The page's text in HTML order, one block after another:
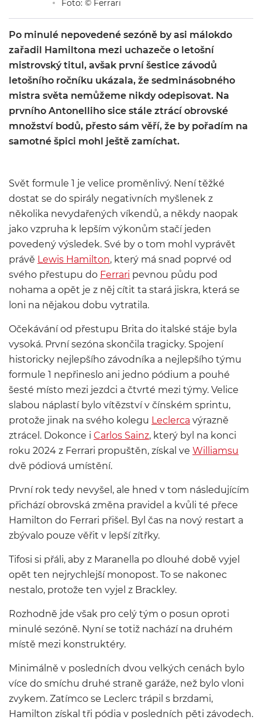
Foto: © Ferrari
Po minulé nepovedené sezóně by asi málokdo
zařadil Hamiltona mezi uchazeče o letošní
mistrovský titul, avšak první šestice závodů
letošního ročníku ukázala, že sedminásobného
mistra světa nemůžeme nikdy odepisovat. Na
prvního Antonelliho sice stále ztrácí obrovské
množství bodů, přesto sám věří, že by pořadím na
samotné špici mohl ještě zamíchat.
Svět formule 1 je velice proměnlivý. Není těžké
dostat se do spirály negativních myšlenek z
několika nevydařených víkendů, a někdy naopak
jako vzpruha k lepším výkonům stačí jeden
povedený výsledek. Své by o tom mohl vyprávět
právě Lewis Hamilton, který má snad poprvé od
svého přestupu do Ferrari pevnou půdu pod
nohama a opět je z něj cítit ta stará jiskra, která se
loni na nějakou dobu vytratila.
Očekávání od přestupu Brita do italské stáje byla
vysoká. První sezóna skončila tragicky. Spojení
historicky nejlepšího závodníka a nejlepšího týmu
formule 1 nepřineslo ani jedno pódium a pouhé
šesté místo mezi jezdci a čtvrté mezi týmy. Velice
slabou náplastí bylo vítězství v čínském sprintu,
protože jinak na svého kolegu Leclerca výrazně
ztrácel. Dokonce i Carlos Sainz, který byl na konci
roku 2024 z Ferrari propuštěn, získal ve Williamsu
dvě pódiová umístění.
První rok tedy nevyšel, ale hned v tom následujícím
přichází obrovská změna pravidel a kvůli té přece
Hamilton do Ferrari přišel. Byl čas na nový restart a
zbývalo pouze věřit v lepší zítřky.
Tifosi si přáli, aby z Maranella po dlouhé době vyjel
opět ten nejrychlejší monopost. To se nakonec
nestalo, protože ten vyjel z Brackley.
Rozhodně jde však pro celý tým o posun oproti
minulé sezóně. Nyní se totiž nachází na druhém
místě mezi konstruktéry.
Minimálně v posledních dvou velkých cenách bylo
více do smíchu druhé straně garáže, než bylo vloni
zvykem. Zatímco se Leclerc trápil s brzdami,
Hamilton získal tři pódia v posledních pěti závodech.